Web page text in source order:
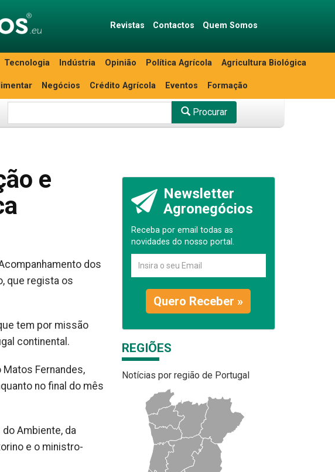
Revistas Contactos Quem Somos
Tecnologia Indústria Opinião Política Agrícola Agricultura Biológica
Negócios Crédito Agrícola Eventos Formação
Procurar
e
dos
que regista os
tem por missão
continental.
Fernandes,
no final do mês
Ambiente, da
e o ministro-
Newsletter
Agronegócios
Receba por email todas as
novidades do nosso portal.
Quero Receber »
REGIÕES
Notícias por região de Portugal